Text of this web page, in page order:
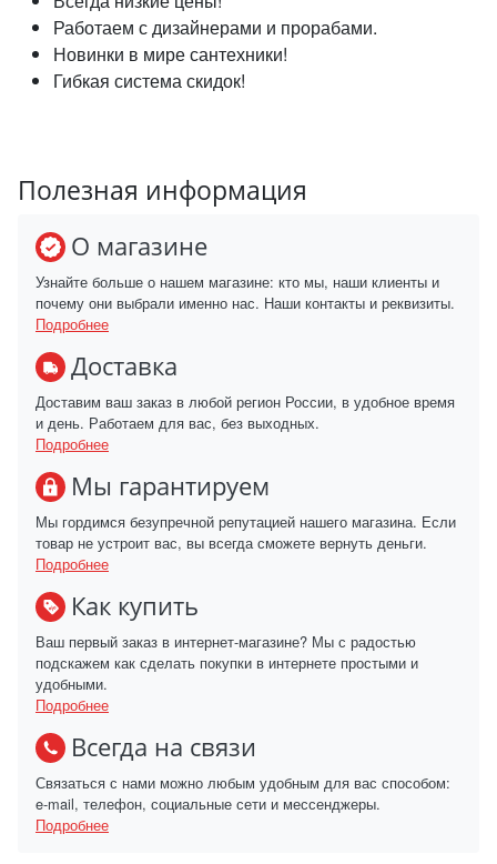
Работаем с дизайнерами и прорабами.
Новинки в мире сантехники!
Гибкая система скидок!
Полезная информация
О магазине
Узнайте больше о нашем магазине: кто мы, наши клиенты и
почему они выбрали именно нас. Наши контакты и реквизиты.
Подробнее
Доставка
Доставим ваш заказ в любой регион России, в удобное время
и день. Работаем для вас, без выходных.
Подробнее
Мы гарантируем
Мы гордимся безупречной репутацией нашего магазина. Если
товар не устроит вас, вы всегда сможете вернуть деньги.
Подробнее
Как купить
Ваш первый заказ в интернет-магазине? Мы с радостью
подскажем как сделать покупки в интернете простыми и
удобными.
Подробнее
Всегда на связи
Связаться с нами можно любым удобным для вас способом:
e-mail, телефон, социальные сети и мессенджеры.
Подробнее